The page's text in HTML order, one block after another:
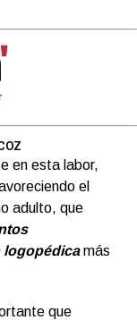
en esta labor,
el
adulto, que
logopédicamás
que